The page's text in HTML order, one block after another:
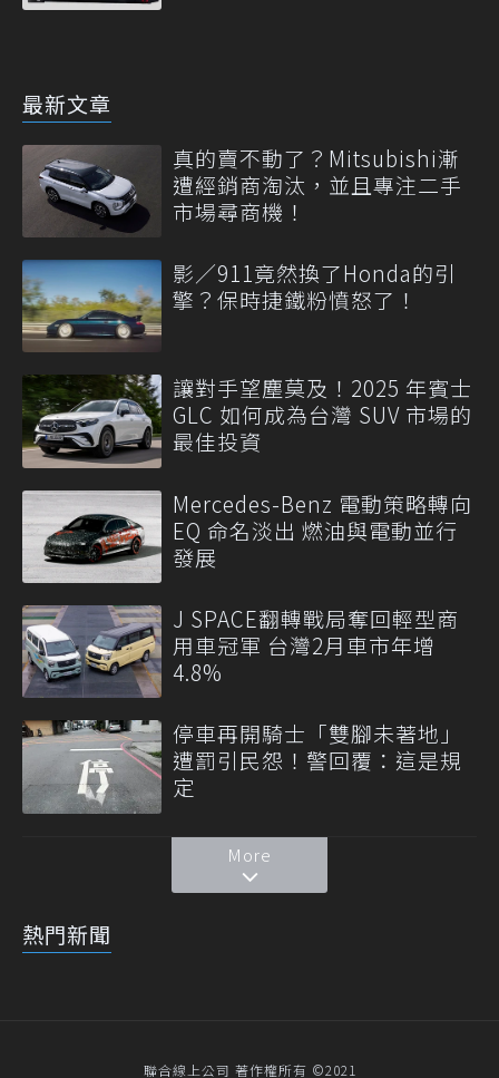
最新文章
真的賣不動了？Mitsubishi漸
遭經銷商淘汰，並且專注二手
市場尋商機！
影／911竟然換了Honda的引
擎？保時捷鐵粉憤怒了！
讓對手望塵莫及！2025 年賓士
GLC 如何成為台灣 SUV 市場的
最佳投資
Mercedes-Benz 電動策略轉向
EQ 命名淡出 燃油與電動並行
發展
J SPACE翻轉戰局奪回輕型商
用車冠軍 台灣2月車市年增
4.8%
停車再開騎士「雙腳未著地」
遭罰引民怨！警回覆：這是規
定
More
熱門新聞
聯合線上公司 著作權所有 ©2021